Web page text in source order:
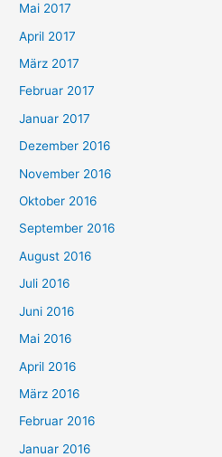
Mai 2017
April 2017
März 2017
Februar 2017
Januar 2017
Dezember 2016
November 2016
Oktober 2016
September 2016
August 2016
Juli 2016
Juni 2016
Mai 2016
April 2016
März 2016
Februar 2016
Januar 2016